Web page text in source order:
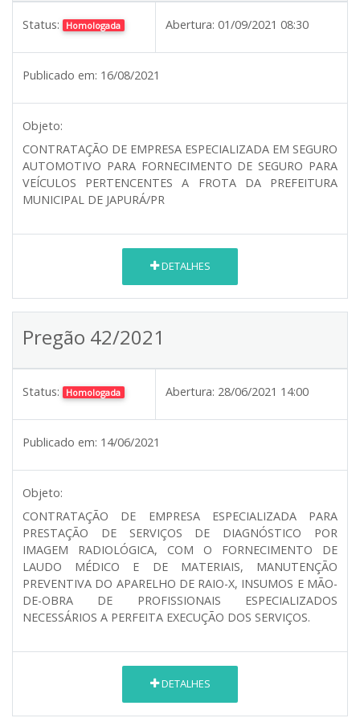
Status: Homologada Abertura: 01/09/2021 08:30
Publicado em: 16/08/2021
Objeto:
CONTRATAÇÃO DE EMPRESA ESPECIALIZADA EM SEGURO
AUTOMOTIVO PARA FORNECIMENTO DE SEGURO PARA
VEÍCULOS PERTENCENTES A FROTA DA PREFEITURA
MUNICIPAL DE JAPURÁ/PR
DETALHES
Pregão 42/2021
Status: Homologada Abertura: 28/06/2021 14:00
Publicado em: 14/06/2021
Objeto:
CONTRATAÇÃO DE EMPRESA ESPECIALIZADA PARA
PRESTAÇÃO DE SERVIÇOS DE DIAGNÓSTICO POR
IMAGEM RADIOLÓGICA, COM O FORNECIMENTO DE
LAUDO MÉDICO E DE MATERIAIS, MANUTENÇÃO
PREVENTIVA DO APARELHO DE RAIO-X, INSUMOS E MÃO-
DE-OBRA DE PROFISSIONAIS ESPECIALIZADOS
NECESSÁRIOS A PERFEITA EXECUÇÃO DOS SERVIÇOS.
DETALHES